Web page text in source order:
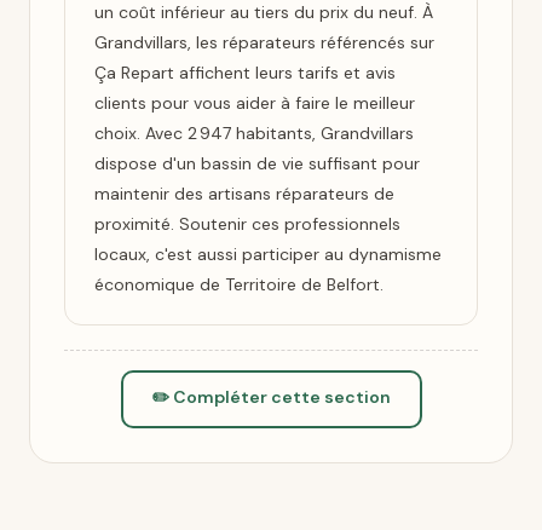
un coût inférieur au tiers du prix du neuf. À
Grandvillars, les réparateurs référencés sur
Ça Repart affichent leurs tarifs et avis
clients pour vous aider à faire le meilleur
choix. Avec 2 947 habitants, Grandvillars
dispose d'un bassin de vie suffisant pour
maintenir des artisans réparateurs de
proximité. Soutenir ces professionnels
locaux, c'est aussi participer au dynamisme
économique de Territoire de Belfort.
✏️ Compléter cette section